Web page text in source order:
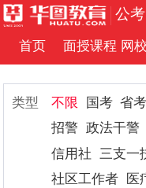
公
首页 面授课程 网
类型 不限 国考 省考
招警 政法干警
信用社 三支一
社区工作者
医